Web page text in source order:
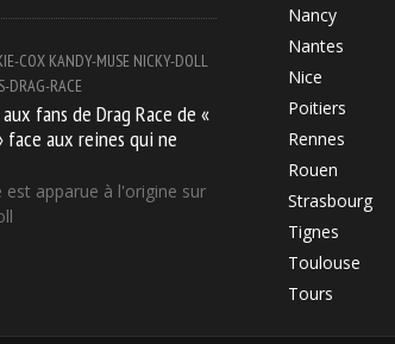
COX KANDY-MUSE NICKY-DOLL
DRAG-RACE
fans de Drag Race de «
face aux reines qui ne
est apparue à l'origine sur
Nancy
Nantes
Nice
Poitiers
Rennes
Rouen
Strasbourg
Tignes
Toulouse
Tours